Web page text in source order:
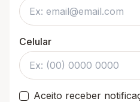
Celular
Aceito receber